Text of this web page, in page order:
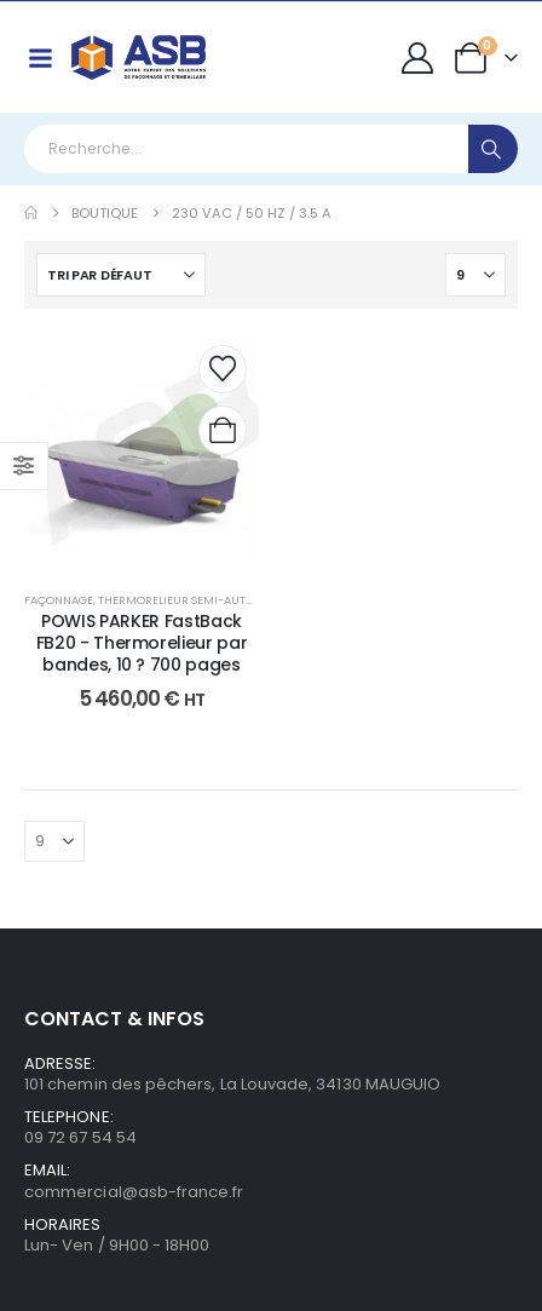
0
BOUTIQUE 230 VAC / 50 HZ / 3.5 A
FAÇONNAGE,THERMORELIEUR SEMI-AUTO
POWIS PARKER FastBack
FB20 - Thermorelieur par
bandes, 10 ? 700 pages
5 460,00€ HT
CONTACT & INFOS
ADRESSE:
101 chemin des pêchers, La Louvade, 34130 MAUGUIO
TELEPHONE:
09 72 67 54 54
EMAIL:
commercial@asb-france.fr
HORAIRES
Lun- Ven / 9H00 - 18H00